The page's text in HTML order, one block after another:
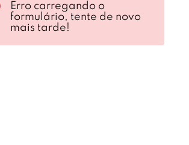
Cor: Verde esmeralda.
Erro carregando o
formulário, tente de novo
mais tarde!